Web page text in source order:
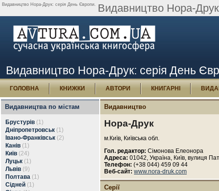
Видавництво Нора-Друк: серія День Європи. Видавництво Нора-
Видавництво Нора-Друк: серія День
ГОЛОВНА КНИЖКИ АВТОРИ КНИГАРНІ
Видавництва по містам
Брустурів (1)
Дніпропетровськ (1)
Івано-Франківськ (2)
Канів (1)
Київ (24)
Луцьк (1)
Львів (9)
Полтава (1)
Сідней (1)
Видавництво
Нора-Друк
м.Київ, Київська обл.
Гол. редактор: Сімонова Елеонора
Адреса: 01042, Україна, Київ, вулиця
Телефон: (+38 044) 459 09 44
Веб-сайт: www.nora-druk.com
Серії